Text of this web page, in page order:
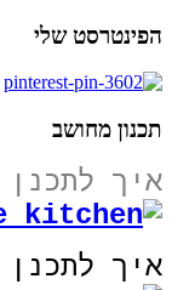
הפינטרסט שלי
תכנון מחושב
איך לתכנן
איך לתכנן